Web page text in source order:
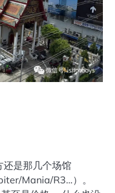
还是那几个场馆
Mania/R3…）。